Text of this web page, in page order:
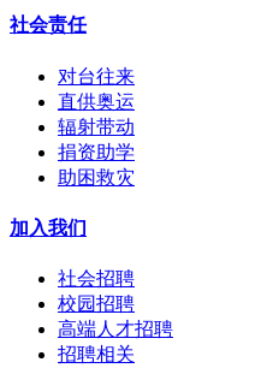
社会责任
对台往来
直供奥运
辐射带动
捐资助学
助困救灾
加入我们
社会招聘
校园招聘
高端人才招聘
招聘相关